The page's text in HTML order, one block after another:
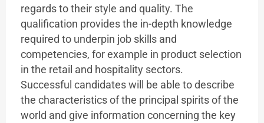
regards to their style and quality. The
qualification provides the in-depth knowledge
required to underpin job skills and
competencies, for example in product selection
in the retail and hospitality sectors.
Successful candidates will be able to describe
the characteristics of the principal spirits of the
world and give information concerning the key